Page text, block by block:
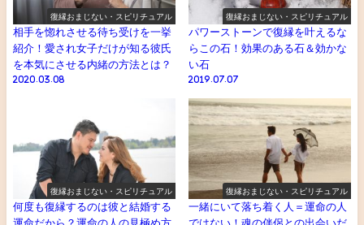
復縁おまじない・スピリチュアル
相手を惚れさせる待ち受けを一挙
紹介！愛され女子だけが知る彼氏
を本気にさせる内緒の方法とは？
2020.03.08
復縁おまじない・スピリチュアル
パワーストーンで復縁を叶えるな
らこの石！効果のある石＆効かな
い石
2019.07.07
復縁おまじない・スピリチュアル
何度も復縁するのは彼と結婚する
運命だから？運命の人の見極め方
復縁おまじない・スピリチュアル
一緒にいて落ち着く人＝運命の人
ではない！魂の伴侶との出会いだ